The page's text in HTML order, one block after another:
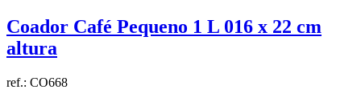
Coador Café Pequeno 1 L 016 x 22 cm
altura
ref.: CO668